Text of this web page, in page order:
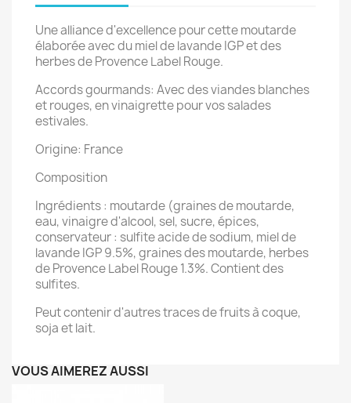
Une alliance d'excellence pour cette moutarde
élaborée avec du miel de lavande IGP et des
herbes de Provence Label Rouge.
Accords gourmands: Avec des viandes blanches
et rouges, en vinaigrette pour vos salades
estivales.
Origine: France
Composition
Ingrédients : moutarde (graines de moutarde,
eau, vinaigre d'alcool, sel, sucre, épices,
conservateur : sulfite acide de sodium, miel de
lavande IGP 9.5%, graines des moutarde, herbes
de Provence Label Rouge 1.3%. Contient des
sulfites.
Peut contenir d'autres traces de fruits à coque,
soja et lait.
VOUS AIMEREZ AUSSI